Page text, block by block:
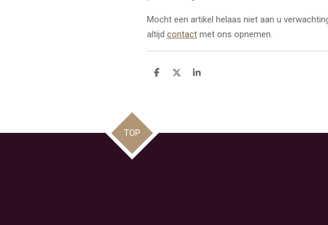
Mocht een artikel helaas niet aan u
altijd contact met ons opnemen.
D
D
S
TOP